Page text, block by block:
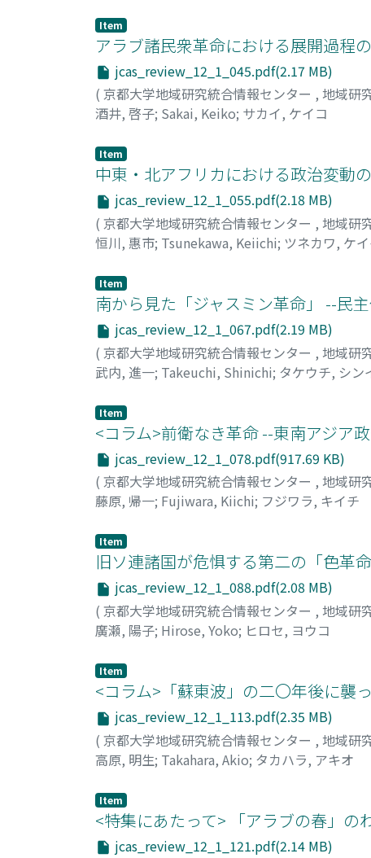
Item
アラブ諸民衆革命における展開過程
jcas_review_12_1_045.pdf(2.17 MB)
( 京都大学地域研究統合情報センター , 地域研
酒井, 啓子; Sakai, Keiko; サカイ, ケイコ
Item
中東・北アフリカにおける政治変動
jcas_review_12_1_055.pdf(2.18 MB)
( 京都大学地域研究統合情報センター , 地域研
恒川, 惠市; Tsunekawa, Keiichi; ツネカワ, ケ
Item
南から見た「ジャスミン革命」 --民
jcas_review_12_1_067.pdf(2.19 MB)
( 京都大学地域研究統合情報センター , 地域研
武内, 進一; Takeuchi, Shinichi; タケウチ, シン
Item
<コラム>前衛なき革命 --東南アジア
jcas_review_12_1_078.pdf(917.69 KB)
( 京都大学地域研究統合情報センター , 地域研
藤原, 帰一; Fujiwara, Kiichi; フジワラ, キイチ
Item
旧ソ連諸国が危惧する第二の「色革命
jcas_review_12_1_088.pdf(2.08 MB)
( 京都大学地域研究統合情報センター , 地域研
廣瀬, 陽子; Hirose, Yoko; ヒロセ, ヨウコ
Item
<コラム>「蘇東波」の二〇年後に襲
jcas_review_12_1_113.pdf(2.35 MB)
( 京都大学地域研究統合情報センター , 地域研
高原, 明生; Takahara, Akio; タカハラ, アキオ
Item
<特集にあたって> 「アラブの春」の
jcas_review_12_1_121.pdf(2.14 MB)